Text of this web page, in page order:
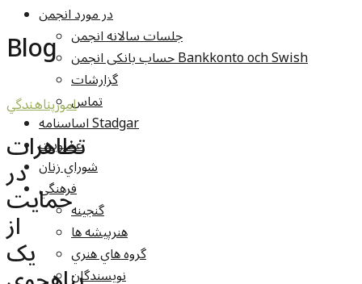
در مورد انجمن
جلسات سالانه انجمن
حساب بانکی انجمن Bankkonto och Swish
گزارشات
تماس
اساسنامه Stadgar
عضویت
شوراي زنان
فرهنگي
گنجينه
هنرپيشه ها
گروه هاي هنري
نويسندگان
Blog
امورپناهندگي
تظاهرات
در
حمايت
از
يک